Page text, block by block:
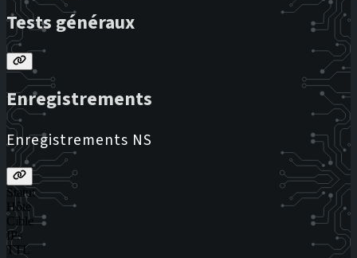
Tests généraux
Enregistrements
Enregistrements NS
Statut
Hôte
Cible
IPs
TTL